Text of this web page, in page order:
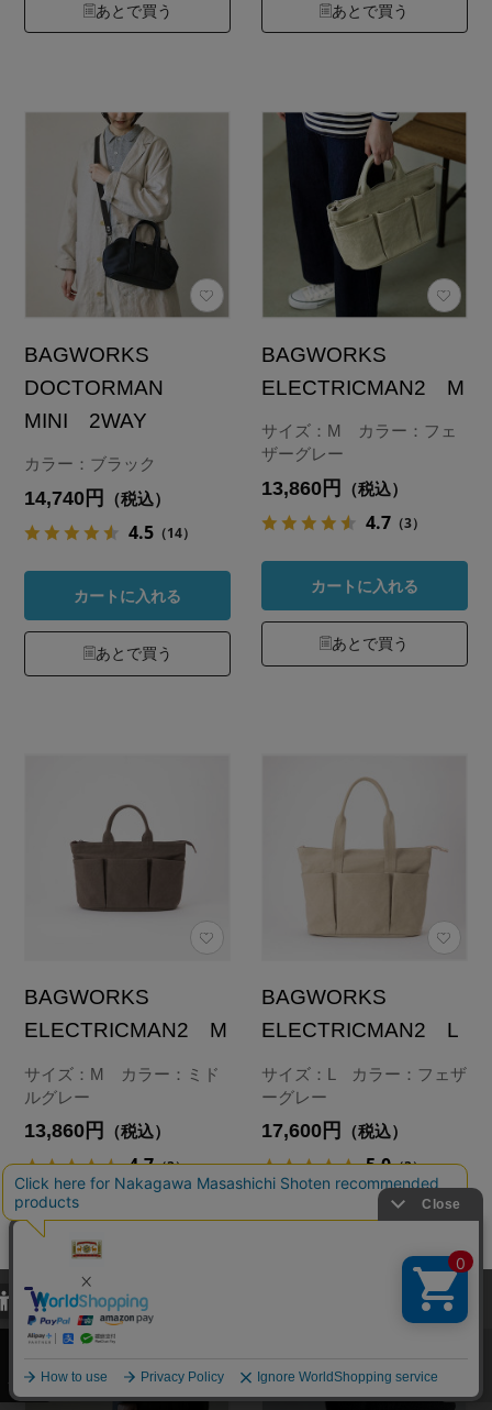
あとで買う あとで買う
BAGWORKS
DOCTORMAN
MINI 2WAY
カラー：ブラック
14,740円 （税込）
4.5 （14）
カートに入れる
あとで買う
BAGWORKS
ELECTRICMAN2 M
サイズ：M カラー：フェ
ザーグレー
13,860円 （税込）
4.7 （3）
カートに入れる
あとで買う
BAGWORKS
ELECTRICMAN2 M
サイズ：M カラー：ミド
ルグレー
13,860円 （税込）
4.7（3）
BAGWORKS
ELECTRICMAN2 L
サイズ：L カラー：フェザ
ーグレー
17,600円 （税込）
5.0（3）
当サイトでは、当サイト内における閲覧履歴・属性情報などの取得およ
び利便性向上のためにクッキー（Cookie）を使用いたします。詳細に
関しては「プライバシーポリシー
承諾する